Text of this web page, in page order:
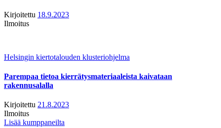
Kirjoitettu 18.9.2023
Ilmoitus
Helsingin kiertotalouden klusteriohjelma
Parempaa tietoa kierrätysmateriaaleista kaivataan
rakennusalalla
Kirjoitettu 21.8.2023
Ilmoitus
Lisää kumppaneilta